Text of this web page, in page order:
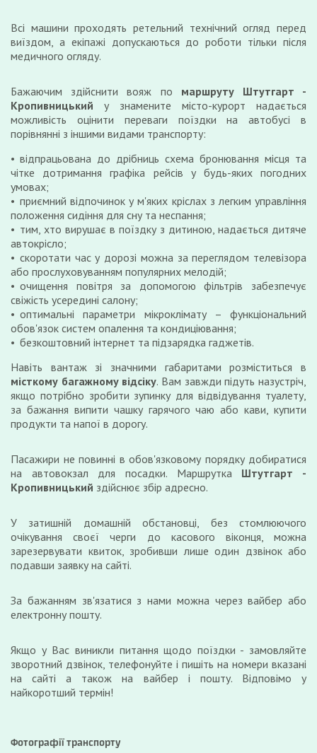
Всі машини проходять ретельний технічний огляд перед
виїздом, а екіпажі допускаються до роботи тільки після
медичного огляду.
Бажаючим здійснити вояж по маршруту Штутгарт -
Кропивницький у знамените місто-курорт надається
можливість оцінити переваги поїздки на автобусі в
порівнянні з іншими видами транспорту:
відпрацьована до дрібниць схема бронювання місця та
чітке дотримання графіка рейсів у будь-яких погодних
умовах;
приємний відпочинок у м'яких кріслах з легким управління
положення сидіння для сну та неспання;
тим, хто вирушає в поїздку з дитиною, надається дитяче
автокрісло;
скоротати час у дорозі можна за переглядом телевізора
або прослуховуванням популярних мелодій;
очищення повітря за допомогою фільтрів забезпечує
свіжість усередині салону;
оптимальні параметри мікроклімату – функціональний
обов'язок систем опалення та кондиціювання;
безкоштовний інтернет та підзарядка гаджетів.
Навіть вантаж зі значними габаритами розміститься в
місткому багажному відсіку. Вам завжди підуть назустріч,
якщо потрібно зробити зупинку для відвідування туалету,
за бажання випити чашку гарячого чаю або кави, купити
продукти та напої в дорогу.
Пасажири не повинні в обов'язковому порядку добиратися
на автовокзал для посадки. МаршруткаШтутгарт -
Кропивницький здійснює збір адресно.
У затишній домашній обстановці, без стомлюючого
очікування своєї черги до касового віконця, можна
зарезервувати квиток, зробивши лише один дзвінок або
подавши заявку на сайті.
За бажанням зв'язатися з нами можна через вайбер або
електронну пошту.
Якщо у Вас виникли питання щодо поїздки - замовляйте
зворотний дзвінок, телефонуйте і пишіть на номери вказані
на сайті а також на вайбер і пошту. Відповімо у
найкоротший термін!
Фотографії транспорту